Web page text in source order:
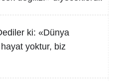
ki: «Dünya
yoktur, biz